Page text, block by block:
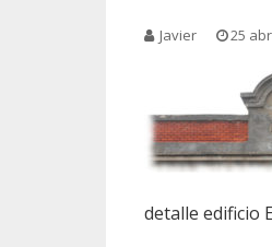
Javier 25
detalle edificio